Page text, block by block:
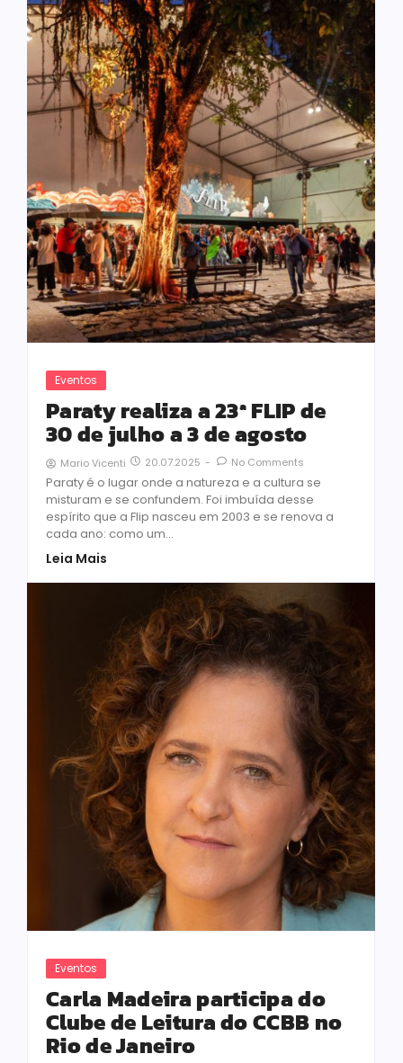
Eventos
Paraty realiza a 23ª FLIP de
30 de julho a 3 de agosto
Mario Vicenti 20.07.2025 - No Comments
Paraty é o lugar onde a natureza e a cultura se
misturam e se confundem. Foi imbuída desse
espírito que a Flip nasceu em 2003 e se renova a
cada ano: como um...
Leia Mais
Eventos
Carla Madeira participa do
Clube de Leitura do CCBB no
Rio de Janeiro